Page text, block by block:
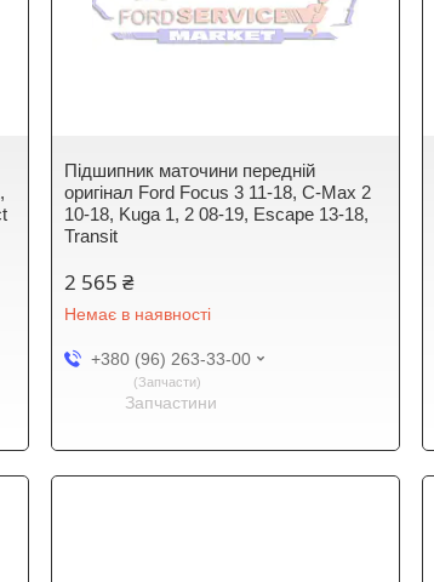
Підшипник маточини передній
оригінал Ford Focus 3 11-18, C-Max 2
10-18, Kuga 1, 2 08-19, Escape 13-18,
Transit
2 565 ₴
Немає в наявності
+380 (96) 263-33-00
Запчасти
Запчастини